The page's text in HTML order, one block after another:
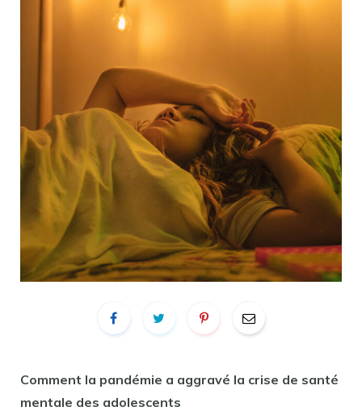
Comment la pandémie a aggravé la crise de santé
mentale des adolescents